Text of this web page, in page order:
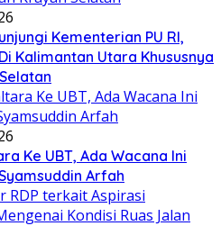
Kementerian PU RI,
Kalimantan Utara Khususnya
Ke UBT, Ada Wacana Ini
Arfah